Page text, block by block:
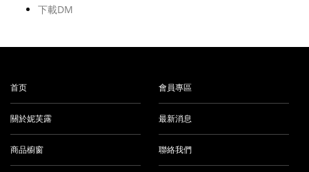
下載DM
首页
關於妮芙露
商品櫥窗
會員專區
最新消息
聯絡我們